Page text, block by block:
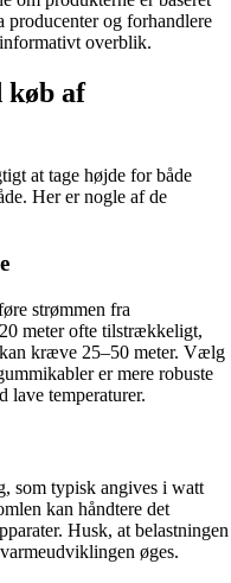
og forhandlere
overblik.
køb af
at tage højde for både
Her er nogle af de
strømmen fra
meter ofte tilstrækkeligt,
kræve 25–50 meter. Vælg
er mere robuste
lave temperaturer.
som typisk angives i watt
kan håndtere det
Husk, at belastningen
øges.